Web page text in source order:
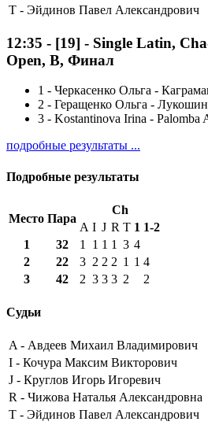
T - Эйдинов Павел Александрович
12:35 - [19] - Single Latin,
Open, B, Финал
1 - Черкасенко Ольга -
2 - Геращенко Ольга -
3 - Kostantinova Irina - Palomba
подробные результаты ...
Подробные результаты
Место Пара
Ch
A I J R T 1 1-2
1
32 1 1 1 1 3 4
2
22 3 2 2 2 1 1 4
3
42 2 3 3 3 2 2
Судьи
A - Авдеев Михаил Владимирович
I - Кочура Максим Викторович
J - Круглов Игорь Игоревич
R - Чижова Наталья Александровна
T - Эйдинов Павел Александрович